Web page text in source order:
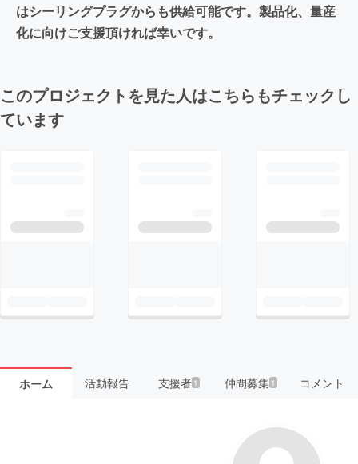
はシーリングプラグからも供給可能です。製品化、量産
化に向けご支援頂ければ幸いです。
このプロジェクトを見た人はこちらもチェックし
ています
ホーム 活動報告 支援者 1 仲間募集 1 コメント